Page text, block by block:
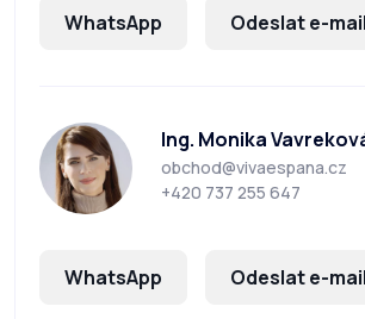
WhatsApp Odeslat e-mail
Ing. Monika
obchod@vivaespana.cz
+420 737 255 647
WhatsApp Odeslat e-mail